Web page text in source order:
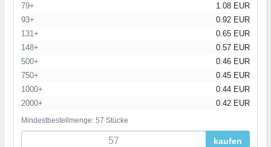
79+
1.08 EUR
93+
0.92 EUR
131+
0.65 EUR
148+
0.57 EUR
500+
0.46 EUR
750+
0.45 EUR
1000+
0.44 EUR
2000+
0.42 EUR
Mindestbestellmenge: 57 Stücke
kaufen